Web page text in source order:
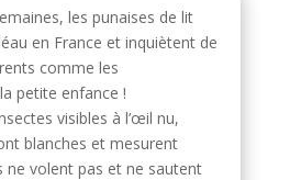
les punaises de lit
en France et inquiètent de
comme les
petite enfance !
visibles à l’œil nu,
blanches et mesurent
ne volent pas et ne sautent